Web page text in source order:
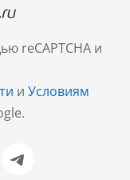
reCAPTCHA и
и Условиям